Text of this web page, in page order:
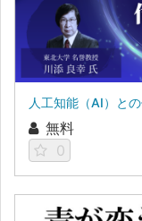
人工知能（AI）と
無料
0